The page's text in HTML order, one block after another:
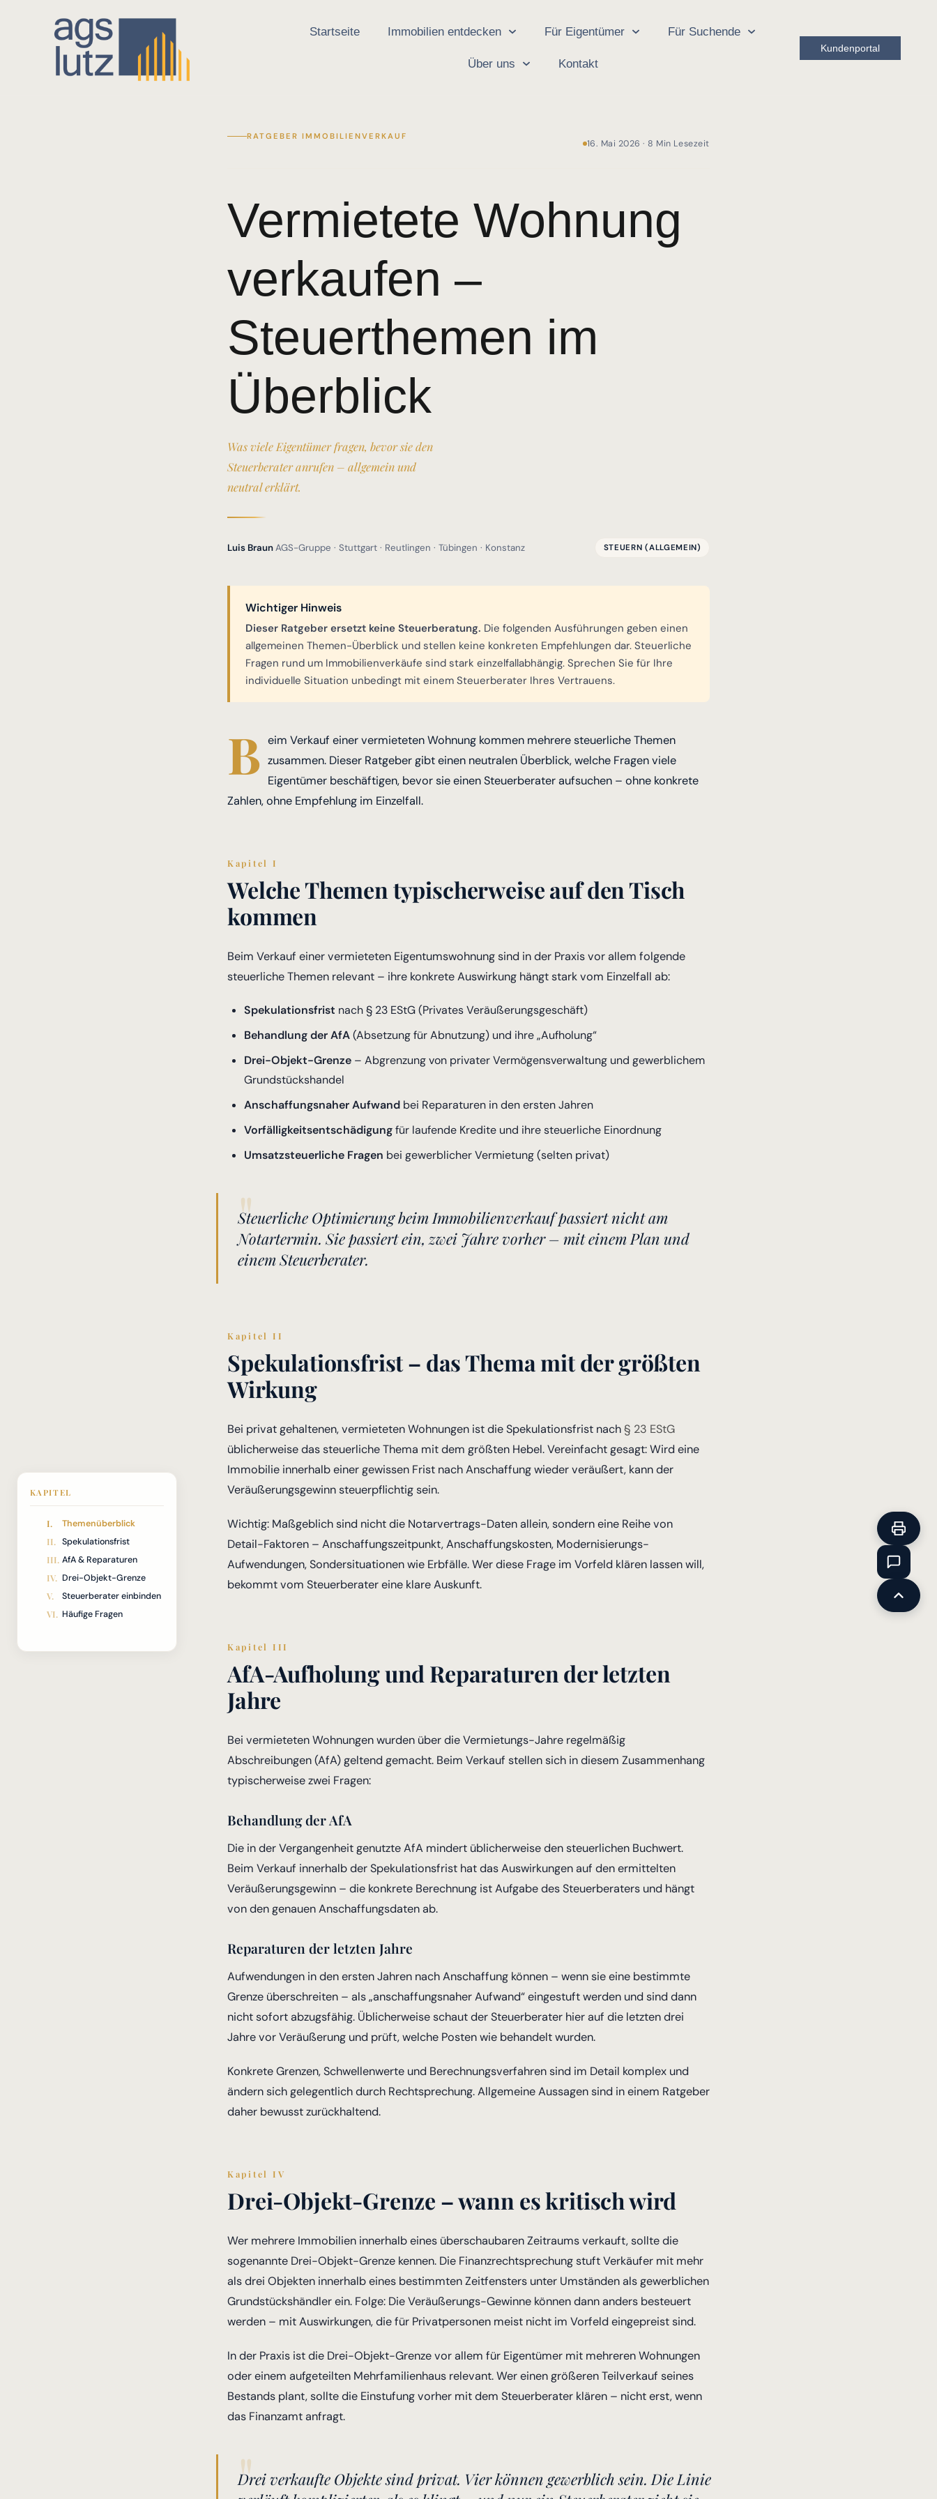
Startseite Immobilien entdecken Für Eigentümer Für Suchende
Über uns Kontakt
Kundenportal
KAPITEL
Themenüberblick
Spekulationsfrist
AfA & Reparaturen
Drei-Objekt-Grenze
Steuerberater einbinden
Häufige Fragen
RATGEBER IMMOBILIENVERKAUF
16. Mai 2026 · 8 Min Lesezeit
Vermietete Wohnung
verkaufen –
Steuerthemen im
Überblick
Was viele Eigentümer fragen, bevor sie den
Steuerberater anrufen – allgemein und
neutral erklärt.
Luis BraunAGS-Gruppe · Stuttgart · Reutlingen · Tübingen · Konstanz STEUERN (ALLGEMEIN)
Wichtiger Hinweis
Dieser Ratgeber ersetzt keine Steuerberatung. Die folgenden Ausführungen geben einen
allgemeinen Themen-Überblick und stellen keine konkreten Empfehlungen dar. Steuerliche
Fragen rund um Immobilienverkäufe sind stark einzelfallabhängig. Sprechen Sie für Ihre
individuelle Situation unbedingt mit einem Steuerberater Ihres Vertrauens.
B eim Verkauf einer vermieteten Wohnung kommen mehrere steuerliche Themen
zusammen. Dieser Ratgeber gibt einen neutralen Überblick, welche Fragen viele
Eigentümer beschäftigen, bevor sie einen Steuerberater aufsuchen – ohne konkrete
Zahlen, ohne Empfehlung im Einzelfall.
Kapitel I
Welche Themen typischerweise auf den Tisch
kommen
Beim Verkauf einer vermieteten Eigentumswohnung sind in der Praxis vor allem folgende
steuerliche Themen relevant – ihre konkrete Auswirkung hängt stark vom Einzelfall ab:
Spekulationsfrist nach § 23 EStG (Privates Veräußerungsgeschäft)
Behandlung der AfA(Absetzung für Abnutzung) und ihre „Aufholung“
Drei-Objekt-Grenze – Abgrenzung von privater Vermögensverwaltung und gewerblichem
Grundstückshandel
Anschaffungsnaher Aufwand bei Reparaturen in den ersten Jahren
Vorfälligkeitsentschädigungfür laufende Kredite und ihre steuerliche Einordnung
Umsatzsteuerliche Fragen bei gewerblicher Vermietung (selten privat)
Steuerliche Optimierung beim Immobilienverkauf passiert nicht am
Notartermin. Sie passiert ein, zwei Jahre vorher – mit einem Plan und
einem Steuerberater.
Kapitel II
Spekulationsfrist – das Thema mit der größten
Wirkung
Bei privat gehaltenen, vermieteten Wohnungen ist die Spekulationsfrist nach§ 23 EStG
üblicherweise das steuerliche Thema mit dem größten Hebel. Vereinfacht gesagt: Wird eine
Immobilie innerhalb einer gewissen Frist nach Anschaffung wieder veräußert, kann der
Veräußerungsgewinn steuerpflichtig sein.
Wichtig: Maßgeblich sind nicht die Notarvertrags-Daten allein, sondern eine Reihe von
Detail-Faktoren – Anschaffungszeitpunkt, Anschaffungskosten, Modernisierungs-
Aufwendungen, Sondersituationen wie Erbfälle. Wer diese Frage im Vorfeld klären lassen will,
bekommt vom Steuerberater eine klare Auskunft.
Kapitel III
AfA-Aufholung und Reparaturen der letzten
Jahre
Bei vermieteten Wohnungen wurden über die Vermietungs-Jahre regelmäßig
Abschreibungen (AfA) geltend gemacht. Beim Verkauf stellen sich in diesem Zusammenhang
typischerweise zwei Fragen:
Behandlung der AfA
Die in der Vergangenheit genutzte AfA mindert üblicherweise den steuerlichen Buchwert.
Beim Verkauf innerhalb der Spekulationsfrist hat das Auswirkungen auf den ermittelten
Veräußerungsgewinn – die konkrete Berechnung ist Aufgabe des Steuerberaters und hängt
von den genauen Anschaffungsdaten ab.
Reparaturen der letzten Jahre
Aufwendungen in den ersten Jahren nach Anschaffung können – wenn sie eine bestimmte
Grenze überschreiten – als „anschaffungsnaher Aufwand“ eingestuft werden und sind dann
nicht sofort abzugsfähig. Üblicherweise schaut der Steuerberater hier auf die letzten drei
Jahre vor Veräußerung und prüft, welche Posten wie behandelt wurden.
Konkrete Grenzen, Schwellenwerte und Berechnungsverfahren sind im Detail komplex und
ändern sich gelegentlich durch Rechtsprechung. Allgemeine Aussagen sind in einem Ratgeber
daher bewusst zurückhaltend.
Kapitel IV
Drei-Objekt-Grenze – wann es kritisch wird
Wer mehrere Immobilien innerhalb eines überschaubaren Zeitraums verkauft, sollte die
sogenannte Drei-Objekt-Grenze kennen. Die Finanzrechtsprechung stuft Verkäufer mit mehr
als drei Objekten innerhalb eines bestimmten Zeitfensters unter Umständen als gewerblichen
Grundstückshändler ein. Folge: Die Veräußerungs-Gewinne können dann anders besteuert
werden – mit Auswirkungen, die für Privatpersonen meist nicht im Vorfeld eingepreist sind.
In der Praxis ist die Drei-Objekt-Grenze vor allem für Eigentümer mit mehreren Wohnungen
oder einem aufgeteilten Mehrfamilienhaus relevant. Wer einen größeren Teilverkauf seines
Bestands plant, sollte die Einstufung vorher mit dem Steuerberater klären – nicht erst, wenn
das Finanzamt anfragt.
Drei verkaufte Objekte sind privat. Vier können gewerblich sein. Die Linie